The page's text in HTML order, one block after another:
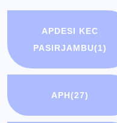
APDESI KEC
PASIRJAMBU(1)
APH(27)